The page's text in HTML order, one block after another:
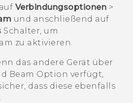
Verbindungsoptionen >
und anschließend auf
Schalter, um
zu aktivieren.
das andere Gerät über
Beam Option verfügt,
dass diese ebenfalls